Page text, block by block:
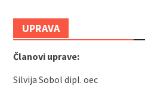
UPRAVA
Članovi uprave:
Silvija Sobol dipl. oec